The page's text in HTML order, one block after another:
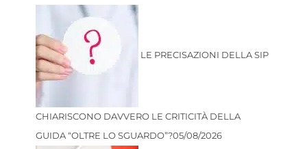
LE PRECISAZIONI DELLA SIP
CHIARISCONO DAVVERO LE CRITICITÀ DELLA
GUIDA “OLTRE LO SGUARDO”?05/08/2026